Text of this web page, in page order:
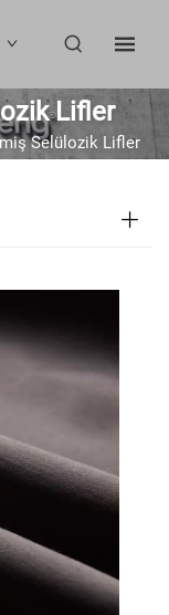
Lifler
Selülozik Lifler